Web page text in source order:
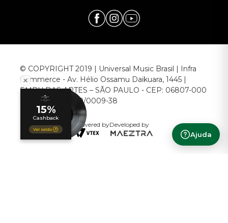
Ajuda
© COPYRIGHT 2019 | Universal Music Brasil | Infra
Commerce - Av. Hélio Ossamu Daikuara, 1445 |
EMBU DAS ARTES – SÃO PAULO - CEP: 06807-000
CNPJ: 00.952.789/0009-38
Powered byDeveloped by